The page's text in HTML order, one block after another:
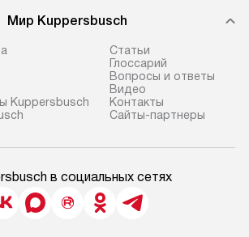
Мир Kuppersbusch
Kuppersbusch
Cтатьи
Глоссарий
Вопросы и ответы
Видео
Контакты
Сайты-партнеры
в социальных сетях